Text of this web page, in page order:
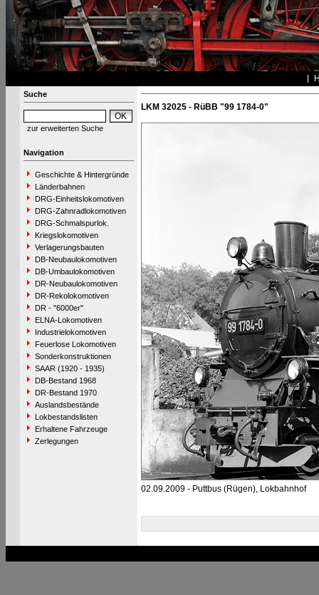
Suche
zur erweiterten Suche
Navigation
Geschichte & Hintergründe
Länderbahnen
DRG-Einheitslokomotiven
DRG-Zahnradlokomotiven
DRG-Schmalspurlok.
Kriegslokomotiven
Verlagerungsbauten
DB-Neubaulokomotiven
DB-Umbaulokomotiven
DR-Neubaulokomotiven
DR-Rekolokomotiven
DR - "6000er"
ELNA-Lokomotiven
Industrielokomotiven
Feuerlose Lokomotiven
Sonderkonstruktionen
SAAR (1920 - 1935)
DB-Bestand 1968
DR-Bestand 1970
Auslandsbestände
Lokbestandslisten
Erhaltene Fahrzeuge
Zerlegungen
LKM 32025 - RüBB "99 1784-0"
02.09.2009 - Puttbus (Rügen), Lokbahnhof